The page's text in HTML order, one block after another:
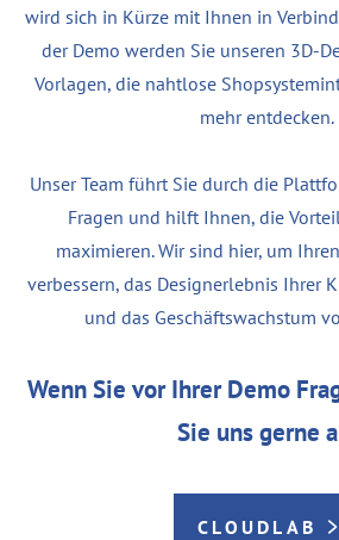
wird sich in Kürze mit Ihnen in
der Demo werden Sie unseren 3D-
Vorlagen, die nahtlose
mehr entdecken.
Unser Team führt Sie durch die
Fragen und hilft Ihnen, die
maximieren. Wir sind hier, um
verbessern, das Designerlebnis Ihrer
und das Geschäftswachstum
Wenn Sie vor Ihrer Demo
Sie uns gerne
CLOUDLAB